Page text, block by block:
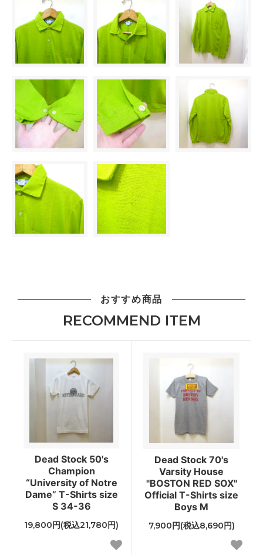
おすすめ商品
RECOMMEND ITEM
Dead Stock 50's
Champion
“University of Notre
Dame” T-Shirts size
S 34-36
19,800円(税込21,780円)
Dead Stock 70's
Varsity House
"BOSTON RED SOX"
Official T-Shirts size
Boys M
7,900円(税込8,690円)